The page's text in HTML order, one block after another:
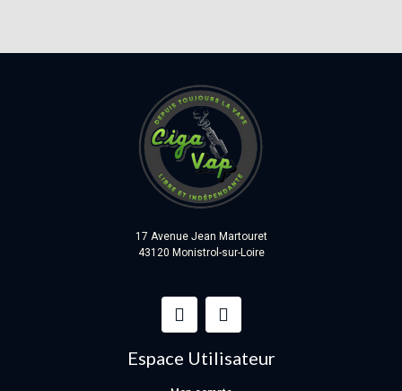
17 Avenue Jean Martouret
43120 Monistrol-sur-Loire
Espace Utilisateur